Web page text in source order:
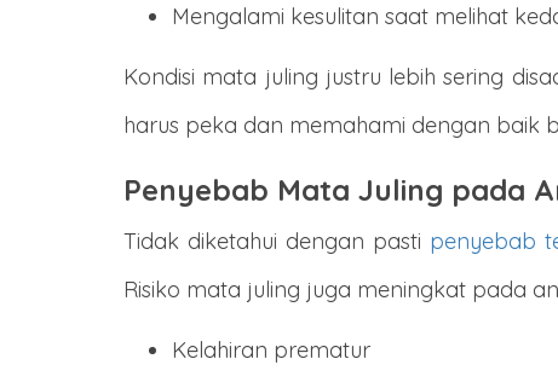
Mengalami kesulitan saat melihat
Kondisi mata juling justru lebih sering
harus peka dan memahami dengan baik
Penyebab Mata Juling pada
Tidak diketahui dengan pasti penyebab
Risiko mata juling juga meningkat pada
Kelahiran prematur